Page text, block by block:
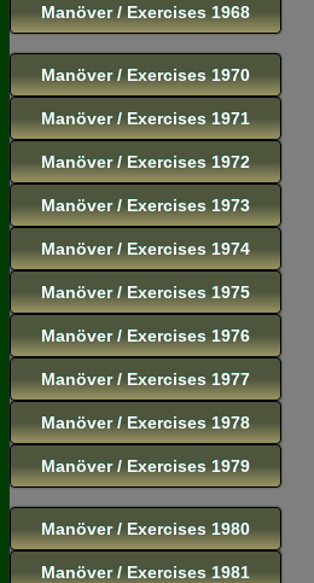
Manöver / Exercises 1968
Manöver / Exercises 1970
Manöver / Exercises 1971
Manöver / Exercises 1972
Manöver / Exercises 1973
Manöver / Exercises 1974
Manöver / Exercises 1975
Manöver / Exercises 1976
Manöver / Exercises 1977
Manöver / Exercises 1978
Manöver / Exercises 1979
Manöver / Exercises 1980
Manöver / Exercises 1981